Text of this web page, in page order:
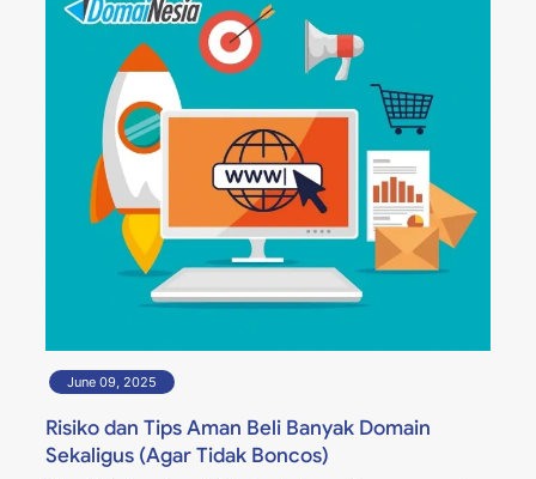
June 09, 2025
Risiko dan Tips Aman Beli Banyak Domain
Sekaligus (Agar Tidak Boncos)